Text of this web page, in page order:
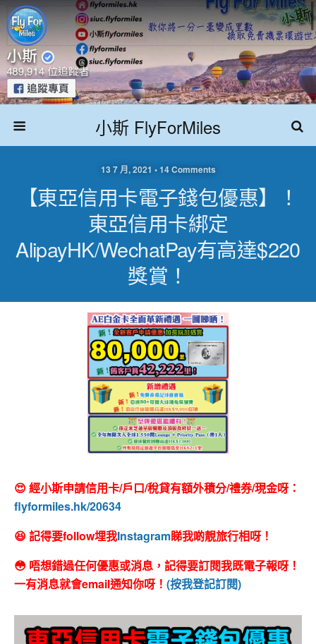
小斯 FlyForMiles
13 7 月, 2021 • 14 Comments
【東亞信用卡電子錢包優惠】！
東亞信用卡綁定
AlipayHK/WechatPay有高達$220
獎賞！
😍 經小斯申請信用卡/戶口/稅貸有額外積分/禮券/現金呀：
flyformiles.hk/20634
😆 記得要follow埋我Instagram睇我啲靚旅行相呀！
😳 唔想錯過任何優惠或消息，記得要訂閱我既電子報呀！
一有消息就會email通知你呀！ (按我登記訂閱)